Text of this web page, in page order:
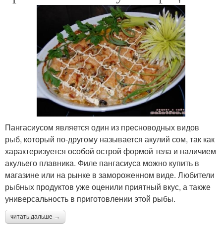
Пангасиусом является один из пресноводных видов
рыб, который по-другому называется акулий сом, так как
характеризуется особой острой формой тела и наличием
акульего плавника. Филе пангасиуса можно купить в
магазине или на рынке в замороженном виде. Любители
рыбных продуктов уже оценили приятный вкус, а также
универсальность в приготовлении этой рыбы.
читать дальше →